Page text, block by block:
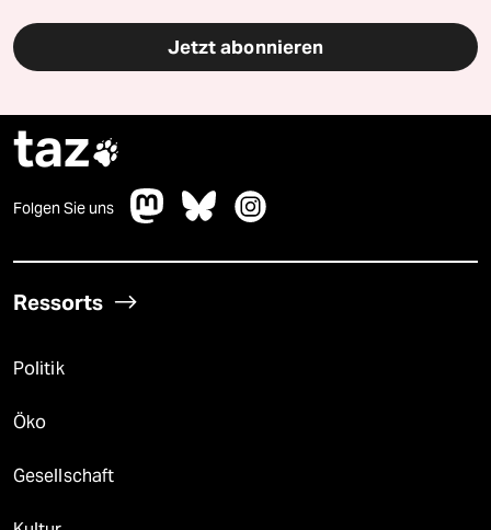
Jetzt abonnieren
taz
Folgen Sie uns
Ressorts
Politik
Öko
Gesellschaft